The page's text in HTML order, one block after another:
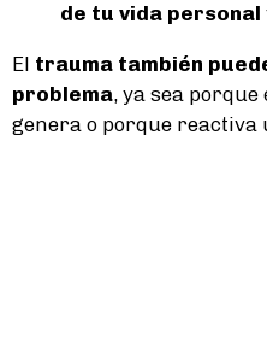
de tu vida
El trauma también
problema, ya sea
genera o porque reactiva